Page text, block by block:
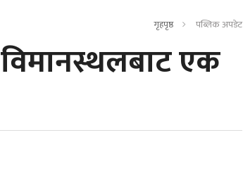
गृहपृष्ठ पब्लिक अपडेट
विमानस्थलबाट एक